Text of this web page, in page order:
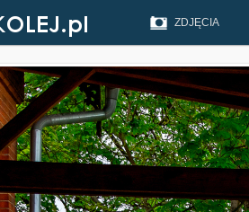
ZDJĘCIA